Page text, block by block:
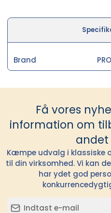
Brand
Få vores
information om
Kæmpe udvalg i klassiske
til din virksomhed. Vi kan
har ydet god